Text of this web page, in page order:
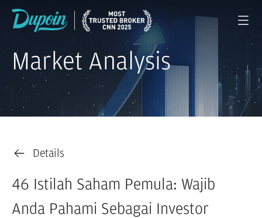
Market Analysis
Details
46 Istilah Saham Pemula: Wajib
Anda Pahami Sebagai Investor